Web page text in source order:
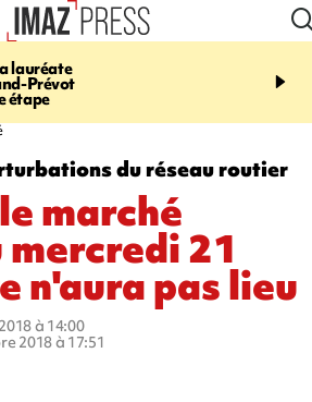
lauréate
Prévot
étape
20:17
routière, concours de
du réseau routier
marché
21
n'aura pas lieu
à 14:00
2018 à 17:51